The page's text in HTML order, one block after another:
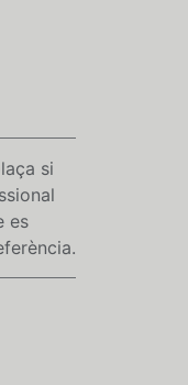
si
es